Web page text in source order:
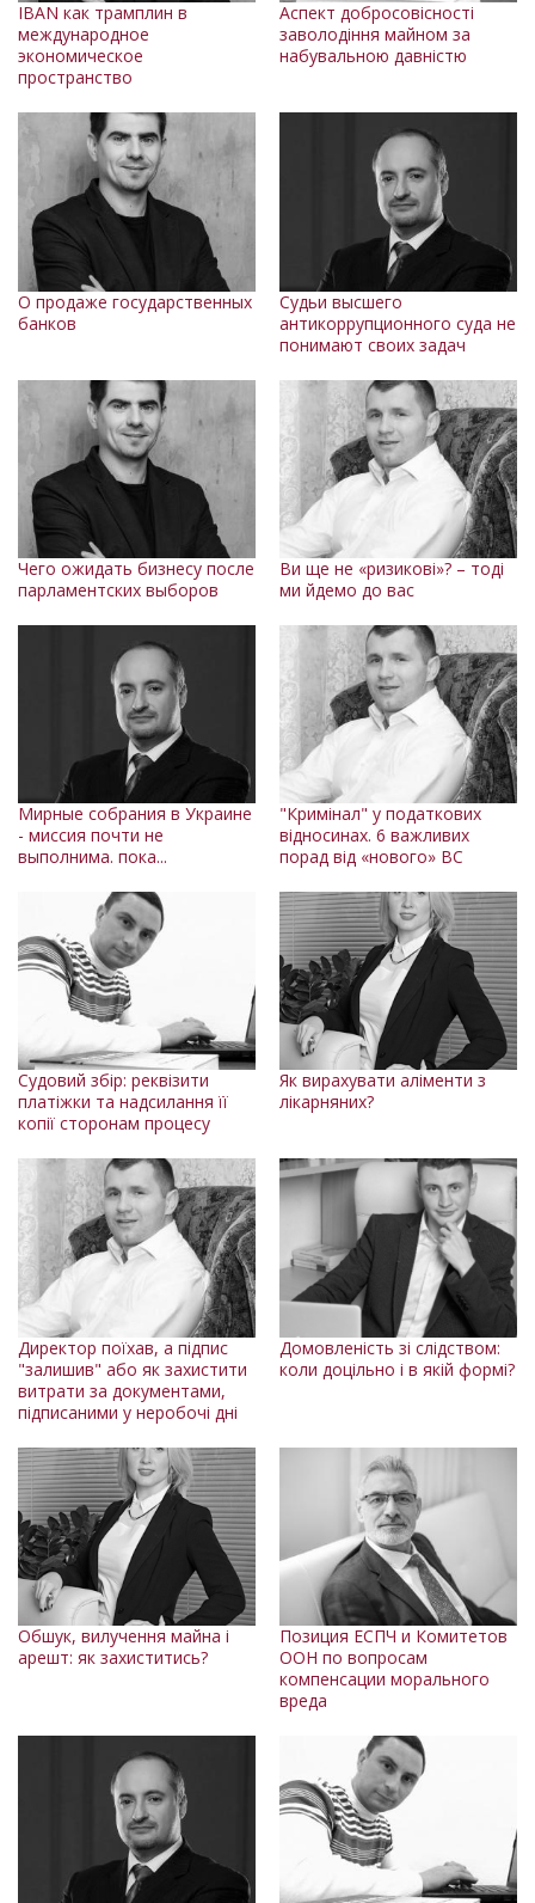
IBAN как трамплин в
международное
экономическое
пространство
Аспект добросовісності
заволодіння майном за
набувальною давністю
О продаже государственных
банков
Судьи высшего
антикоррупционного суда не
понимают своих задач
Чего ожидать бизнесу после
парламентских выборов
Ви ще не «ризикові»? – тоді
ми йдемо до вас
Мирные собрания в Украине
- миссия почти не
выполнима. пока...
"Кримінал" у податкових
відносинах. 6 важливих
порад від «нового» ВС
Судовий збір: реквізити
платіжки та надсилання її
копії сторонам процесу
Як вирахувати аліменти з
лікарняних?
Директор поїхав, а підпис
"залишив" або як захистити
витрати за документами,
підписаними у неробочі дні
Домовленість зі слідством:
коли доцільно і в якій формі?
Обшук, вилучення майна і
арешт: як захиститись?
Позиция ЕСПЧ и Комитетов
ООН по вопросам
компенсации морального
вреда